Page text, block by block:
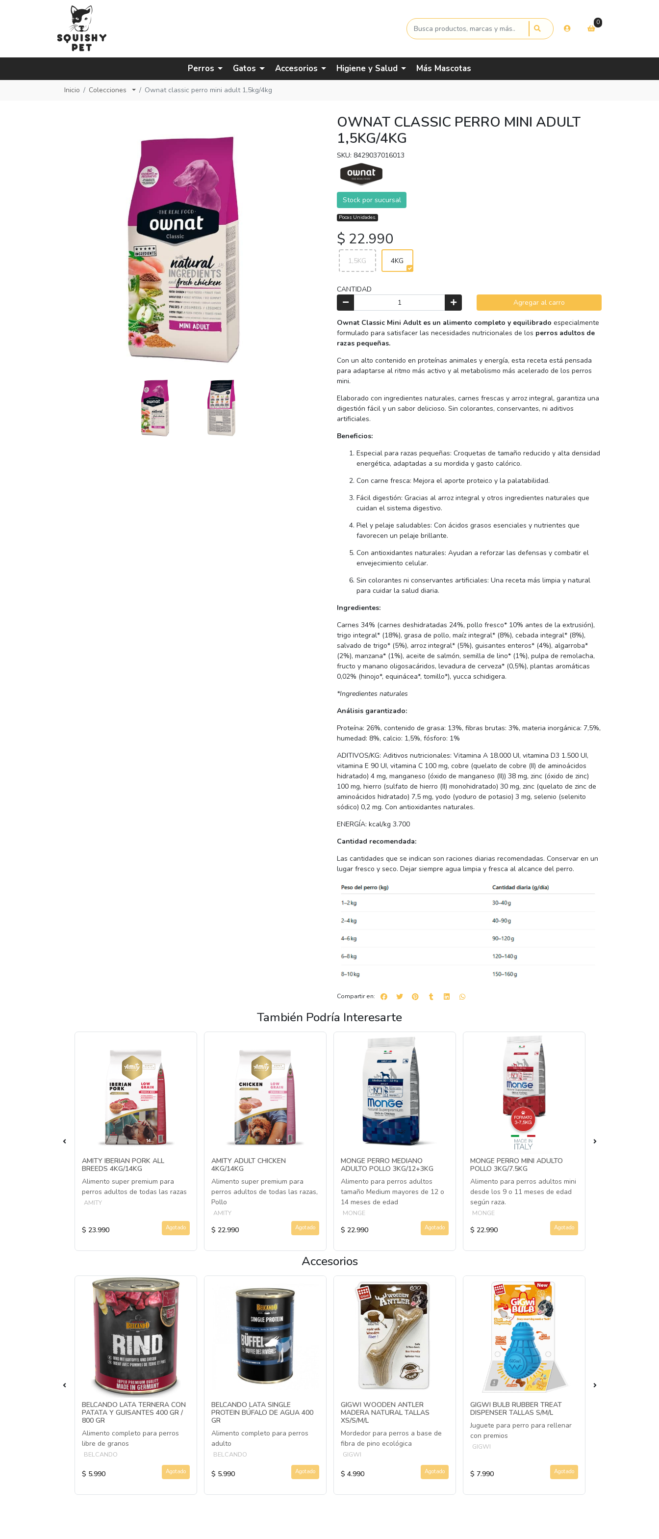
0
Perros Gatos Accesorios Higiene y Salud Más Mascotas
Inicio Colecciones Ownat classic perro mini adult 1,5kg/4kg
OWNAT CLASSIC PERRO MINI ADULT
1,5KG/4KG
SKU: 8429037016013
Stock por sucursal
Pocas Unidades.
$ 22.990
1,5KG 4KG
CANTIDAD
Agregar al carro
Ownat Classic Mini Adult es un alimento completo y equilibrado especialmente
formulado para satisfacer las necesidades nutricionales de los perros adultos de
razas pequeñas.
Con un alto contenido en proteínas animales y energía, esta receta está pensada
para adaptarse al ritmo más activo y al metabolismo más acelerado de los perros
mini.
Elaborado con ingredientes naturales, carnes frescas y arroz integral, garantiza una
digestión fácil y un sabor delicioso. Sin colorantes, conservantes, ni aditivos
artificiales.
Beneficios:
Especial para razas pequeñas: Croquetas de tamaño reducido y alta densidad
energética, adaptadas a su mordida y gasto calórico.
Con carne fresca: Mejora el aporte proteico y la palatabilidad.
Fácil digestión: Gracias al arroz integral y otros ingredientes naturales que
cuidan el sistema digestivo.
Piel y pelaje saludables: Con ácidos grasos esenciales y nutrientes que
favorecen un pelaje brillante.
Con antioxidantes naturales: Ayudan a reforzar las defensas y combatir el
envejecimiento celular.
Sin colorantes ni conservantes artificiales: Una receta más limpia y natural
para cuidar la salud diaria.
Ingredientes:
Carnes 34% (carnes deshidratadas 24%, pollo fresco* 10% antes de la extrusión),
trigo integral* (18%), grasa de pollo, maíz integral* (8%), cebada integral* (8%),
salvado de trigo* (5%), arroz integral* (5%), guisantes enteros* (4%), algarroba*
(2%), manzana* (1%), aceite de salmón, semilla de lino* (1%), pulpa de remolacha,
fructo y manano oligosacáridos, levadura de cerveza* (0,5%), plantas aromáticas
0,02% (hinojo*, equinácea*, tomillo*), yucca schidigera.
*Ingredientes naturales
Análisis garantizado:
Proteína: 26%, contenido de grasa: 13%, fibras brutas: 3%, materia inorgánica: 7,5%,
humedad: 8%, calcio: 1,5%, fósforo: 1%
ADITIVOS/KG: Aditivos nutricionales: Vitamina A 18.000 UI, vitamina D3 1.500 UI,
vitamina E 90 UI, vitamina C 100 mg, cobre (quelato de cobre (II) de aminoácidos
hidratado) 4 mg, manganeso (óxido de manganeso (II)) 38 mg, zinc (óxido de zinc)
100 mg, hierro (sulfato de hierro (II) monohidratado) 30 mg, zinc (quelato de zinc de
aminoácidos hidratado) 7,5 mg, yodo (yoduro de potasio) 3 mg, selenio (selenito
sódico) 0,2 mg. Con antioxidantes naturales.
ENERGÍA: kcal/kg 3.700
Cantidad recomendada:
Las cantidades que se indican son raciones diarias recomendadas. Conservar en un
lugar fresco y seco. Dejar siempre agua limpia y fresca al alcance del perro.
Compartir en:
También Podría Interesarte
AMITY IBERIAN PORK ALL
BREEDS 4KG/14KG
Alimento super premium para
perros adultos de todas las razas
AMITY
$ 23.990 Agotado
AMITY ADULT CHICKEN
4KG/14KG
Alimento super premium para
perros adultos de todas las razas,
Pollo
AMITY
$ 22.990 Agotado
MONGE PERRO MEDIANO
ADULTO POLLO 3KG/12+3KG
Alimento para perros adultos
tamaño Medium mayores de 12 o
14 meses de edad
MONGE
$ 22.990 Agotado
MONGE PERRO MINI ADULTO
POLLO 3KG/7.5KG
Alimento para perros adultos mini
desde los 9 o 11 meses de edad
según raza.
MONGE
$ 22.990 Agotado
Accesorios
BELCANDO LATA TERNERA CON
PATATA Y GUISANTES 400 GR /
800 GR
Alimento completo para perros
libre de granos
BELCANDO
$ 5.990 Agotado
BELCANDO LATA SINGLE
PROTEIN BÚFALO DE AGUA 400
GR
Alimento completo para perros
adulto
BELCANDO
$ 5.990 Agotado
GIGWI WOODEN ANTLER
MADERA NATURAL TALLAS
XS/S/M/L
Mordedor para perros a base de
fibra de pino ecológica
GIGWI
$ 4.990 Agotado
GIGWI BULB RUBBER TREAT
DISPENSER TALLAS S/M/L
Juguete para perro para rellenar
con premios
GIGWI
$ 7.990 Agotado